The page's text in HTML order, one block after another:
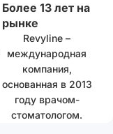
Более 13 лет на
рынке
Revyline –
международная
компания,
основанная в 2013
году врачом-
стоматологом.